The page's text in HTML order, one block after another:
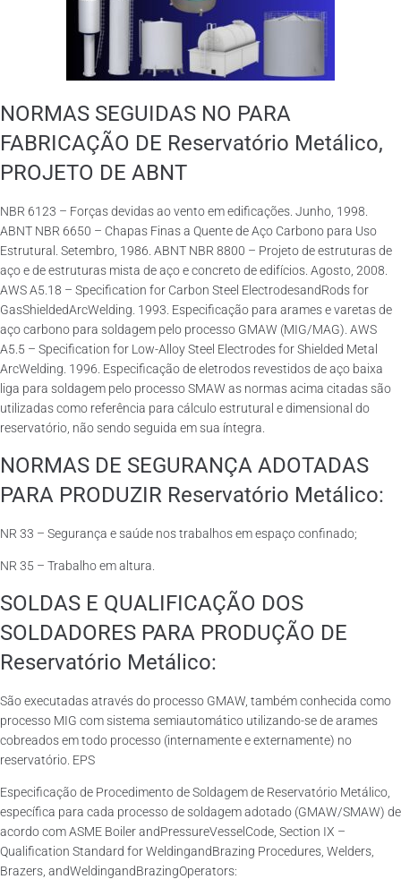
NORMAS SEGUIDAS NO PARA
FABRICAÇÃO DE Reservatório Metálico,
PROJETO DE ABNT
NBR 6123 – Forças devidas ao vento em edificações. Junho, 1998.
ABNT NBR 6650 – Chapas Finas a Quente de Aço Carbono para Uso
Estrutural. Setembro, 1986. ABNT NBR 8800 – Projeto de estruturas de
aço e de estruturas mista de aço e concreto de edifícios. Agosto, 2008.
AWS A5.18 – Specification for Carbon Steel ElectrodesandRods for
GasShieldedArcWelding. 1993. Especificação para arames e varetas de
aço carbono para soldagem pelo processo GMAW (MIG/MAG). AWS
A5.5 – Specification for Low-Alloy Steel Electrodes for Shielded Metal
ArcWelding. 1996. Especificação de eletrodos revestidos de aço baixa
liga para soldagem pelo processo SMAW as normas acima citadas são
utilizadas como referência para cálculo estrutural e dimensional do
reservatório, não sendo seguida em sua íntegra.
NORMAS DE SEGURANÇA ADOTADAS
PARA PRODUZIR Reservatório Metálico:
NR 33 – Segurança e saúde nos trabalhos em espaço confinado;
NR 35 – Trabalho em altura.
SOLDAS E QUALIFICAÇÃO DOS
SOLDADORES PARA PRODUÇÃO DE
Reservatório Metálico:
São executadas através do processo GMAW, também conhecida como
processo MIG com sistema semiautomático utilizando-se de arames
cobreados em todo processo (internamente e externamente) no
reservatório. EPS
Especificação de Procedimento de Soldagem de Reservatório Metálico,
específica para cada processo de soldagem adotado (GMAW/SMAW) de
acordo com ASME Boiler andPressureVesselCode, Section IX –
Qualification Standard for WeldingandBrazing Procedures, Welders,
Brazers, andWeldingandBrazingOperators: